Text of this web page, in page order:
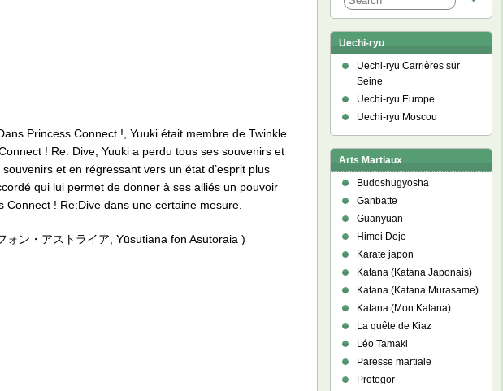
Princess Connect !, Yuuki était membre de Twinkle
! Re: Dive, Yuuki a perdu tous ses souvenirs et
et en régressant vers un état d’esprit plus
qui lui permet de donner à ses alliés un pouvoir
! Re:Dive dans une certaine mesure.
ン・アストライア, Yūsutiana fon Asutoraia )
Uechi-ryu
Uechi-ryu Carrières sur
Seine
Uechi-ryu Europe
Uechi-ryu Moscou
Arts Martiaux
Budoshugyosha
Ganbatte
Guanyuan
Himei Dojo
Karate japon
Katana (Katana Japonais)
Katana (Katana Murasame)
Katana (Mon Katana)
La quête de Kiaz
Léo Tamaki
Paresse martiale
Protegor